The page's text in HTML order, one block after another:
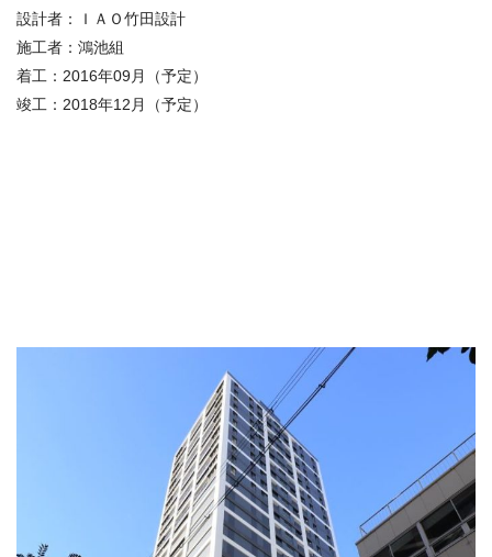
設計者：
ＩＡＯ竹田設計
施工者： 鴻池組
着工： 2016年09月（予定）
竣工： 2018年12月（予定）